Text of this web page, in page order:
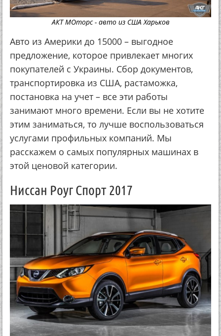
АКТ МОторс - авто из США Харьков
Авто из Америки до 15000 – выгодное
предложение, которое привлекает многих
покупателей с Украины. Сбор документов,
транспортировка из США, растаможка,
постановка на учет – все эти работы
занимают много времени. Если вы не хотите
этим заниматься, то лучше воспользоваться
услугами профильных компаний. Мы
расскажем о самых популярных машинах в
этой ценовой категории.
Ниссан Роуг Спорт 2017